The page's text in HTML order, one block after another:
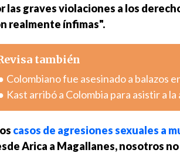
las graves violaciones a los
realmente ínfimas".
también
Colombiano fue asesinado a balazos
Kast arribó a Colombia para asistir a
casos de agresiones sexuales a
Arica a Magallanes, nosotros